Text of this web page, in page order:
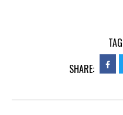
SHARE: